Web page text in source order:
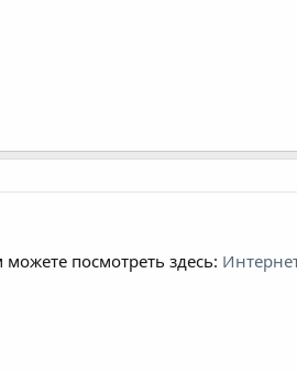
посмотреть здесь: